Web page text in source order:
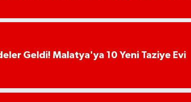
Geldi! Malatya'ya 10 Yeni Taziye Evi